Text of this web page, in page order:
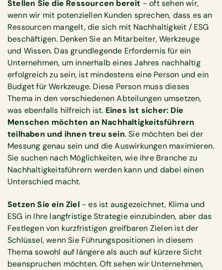
Stellen Sie die Ressourcen bereit - oft sehen wir,
wenn wir mit potenziellen Kunden sprechen, dass es an
Ressourcen mangelt, die sich mit Nachhaltigkeit / ESG
beschäftigen. Denken Sie an Mitarbeiter, Werkzeuge
und Wissen. Das grundlegende Erfordernis für ein
Unternehmen, um innerhalb eines Jahres nachhaltig
erfolgreich zu sein, ist mindestens eine Person und ein
Budget für Werkzeuge. Diese Person muss dieses
Thema in den verschiedenen Abteilungen umsetzen,
was ebenfalls hilfreich ist. Eines ist sicher: Die
Menschen möchten an Nachhaltigkeitsführern
teilhaben und ihnen treu sein. Sie möchten bei der
Messung genau sein und die Auswirkungen maximieren.
Sie suchen nach Möglichkeiten, wie ihre Branche zu
Nachhaltigkeitsführern werden kann und dabei einen
Unterschied macht.
Setzen Sie ein Ziel- es ist ausgezeichnet, Klima und
ESG in Ihre langfristige Strategie einzubinden, aber das
Festlegen von kurzfristigen greifbaren Zielen ist der
Schlüssel, wenn Sie Führungspositionen in diesem
Thema sowohl auf längere als auch auf kürzere Sicht
beanspruchen möchten. Oft sehen wir Unternehmen,